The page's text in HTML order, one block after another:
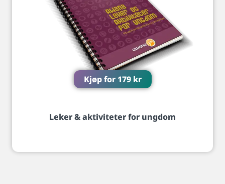
Kjøp for 179 kr
Leker & aktiviteter for ungdom